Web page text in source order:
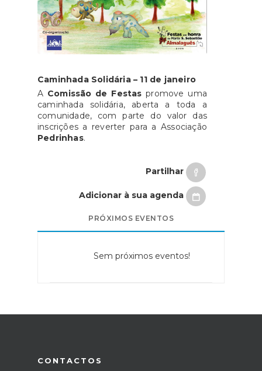
Caminhada Solidária – 11 de janeiro
A Comissão de Festas promove uma
caminhada solidária, aberta a toda a
comunidade, com parte do valor das
inscrições a reverter para a Associação
Pedrinhas.
Partilhar
Adicionar à sua agenda
PRÓXIMOS EVENTOS
Sem próximos eventos!
CONTACTOS